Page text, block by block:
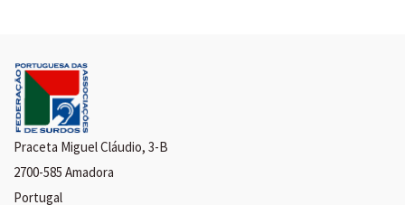
Praceta Miguel Cláudio, 3-B
2700-585 Amadora
Portugal